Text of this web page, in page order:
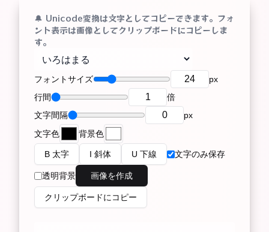
🔔 Unicode変換は文字としてコピーできます。フォ
ント表示は画像としてクリップボードにコピーしま
す。
フォントサイズ
px
行間
倍
文字間隔
px
文字色
背景色
B 太字 I 斜体 U 下線 文字のみ保存
透明背景 画像を作成
クリップボードにコピー